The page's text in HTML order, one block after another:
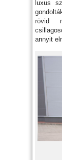
luxus
rövid
annyit